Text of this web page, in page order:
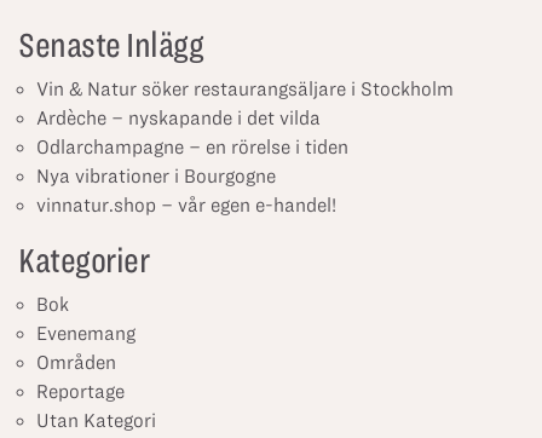
Senaste Inlägg
Vin & Natur söker restaurangsäljare i Stockholm
Ardèche – nyskapande i det vilda
Odlarchampagne – en rörelse i tiden
Nya vibrationer i Bourgogne
vinnatur.shop – vår egen e-handel!
Kategorier
Bok
Evenemang
Områden
Reportage
Utan Kategori